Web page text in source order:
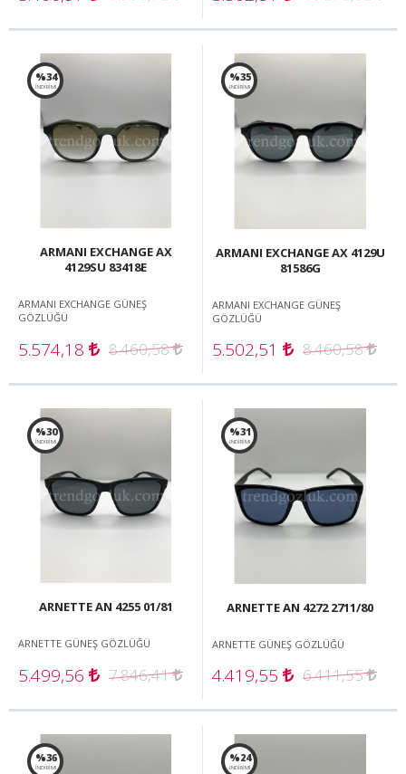
%34
İNDİRİM!
ARMANI EXCHANGE AX
4129SU 83418E
ARMANI EXCHANGE GÜNEŞ
GÖZLÜĞÜ
5.574,18 8.460,58
%35
İNDİRİM!
ARMANI EXCHANGE AX 4129U
81586G
ARMANI EXCHANGE GÜNEŞ
GÖZLÜĞÜ
5.502,51 8.460,58
%30
İNDİRİM!
ARNETTE AN 4255 01/81
ARNETTE GÜNEŞ GÖZLÜĞÜ
5.499,56 7.846,41
%31
İNDİRİM!
ARNETTE AN 4272 2711/80
ARNETTE GÜNEŞ GÖZLÜĞÜ
4.419,55 6.411,55
%36
İNDİRİM!
%24
İNDİRİM!